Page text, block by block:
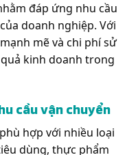
đáp ứng nhu cầu
doanh nghiệp. Với
mẽ và chi phí sử
kinh doanh trong
cầu vận chuyển
hợp với nhiều loại
dùng, thực phẩm